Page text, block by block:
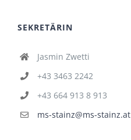
SEKRETÄRIN
Jasmin Zwetti
+43 3463 2242
+43 664 913 8 913
ms-stainz@ms-stainz.at